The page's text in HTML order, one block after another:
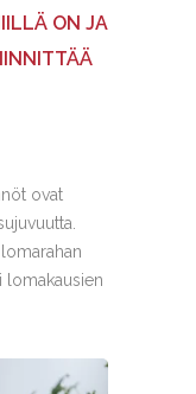
ON JA
ovat
lomakausien